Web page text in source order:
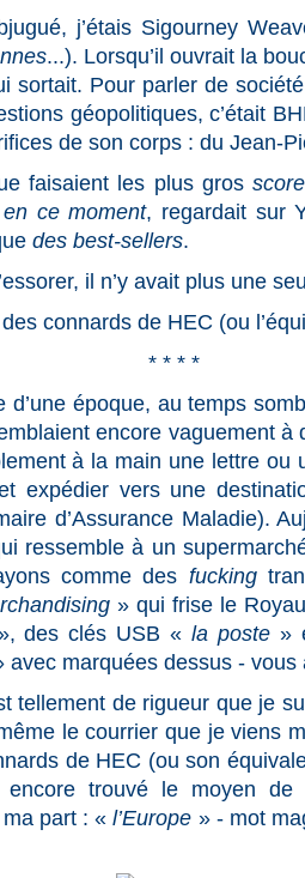
j’étais Sigourney
...). Lorsqu’il ouvrait la
sortait. Pour parler de
géopolitiques, c’était
de son corps : du Jean-
faisaient les plus gros
ce moment, regardait sur
des best-sellers.
il n’y avait plus une
connards de HEC (ou
* * * *
d’une époque, au temps
encore vaguement à
à la main une lettre ou
expédier vers une
d’Assurance Maladie).
ressemble à un
comme des fucking
» qui frise le
des clés USB « la poste»
avec marquées dessus -
tellement de rigueur que je
le courrier que je viens
de HEC (ou son
encore trouvé le moyen
ma part : «l’Europe » - mot